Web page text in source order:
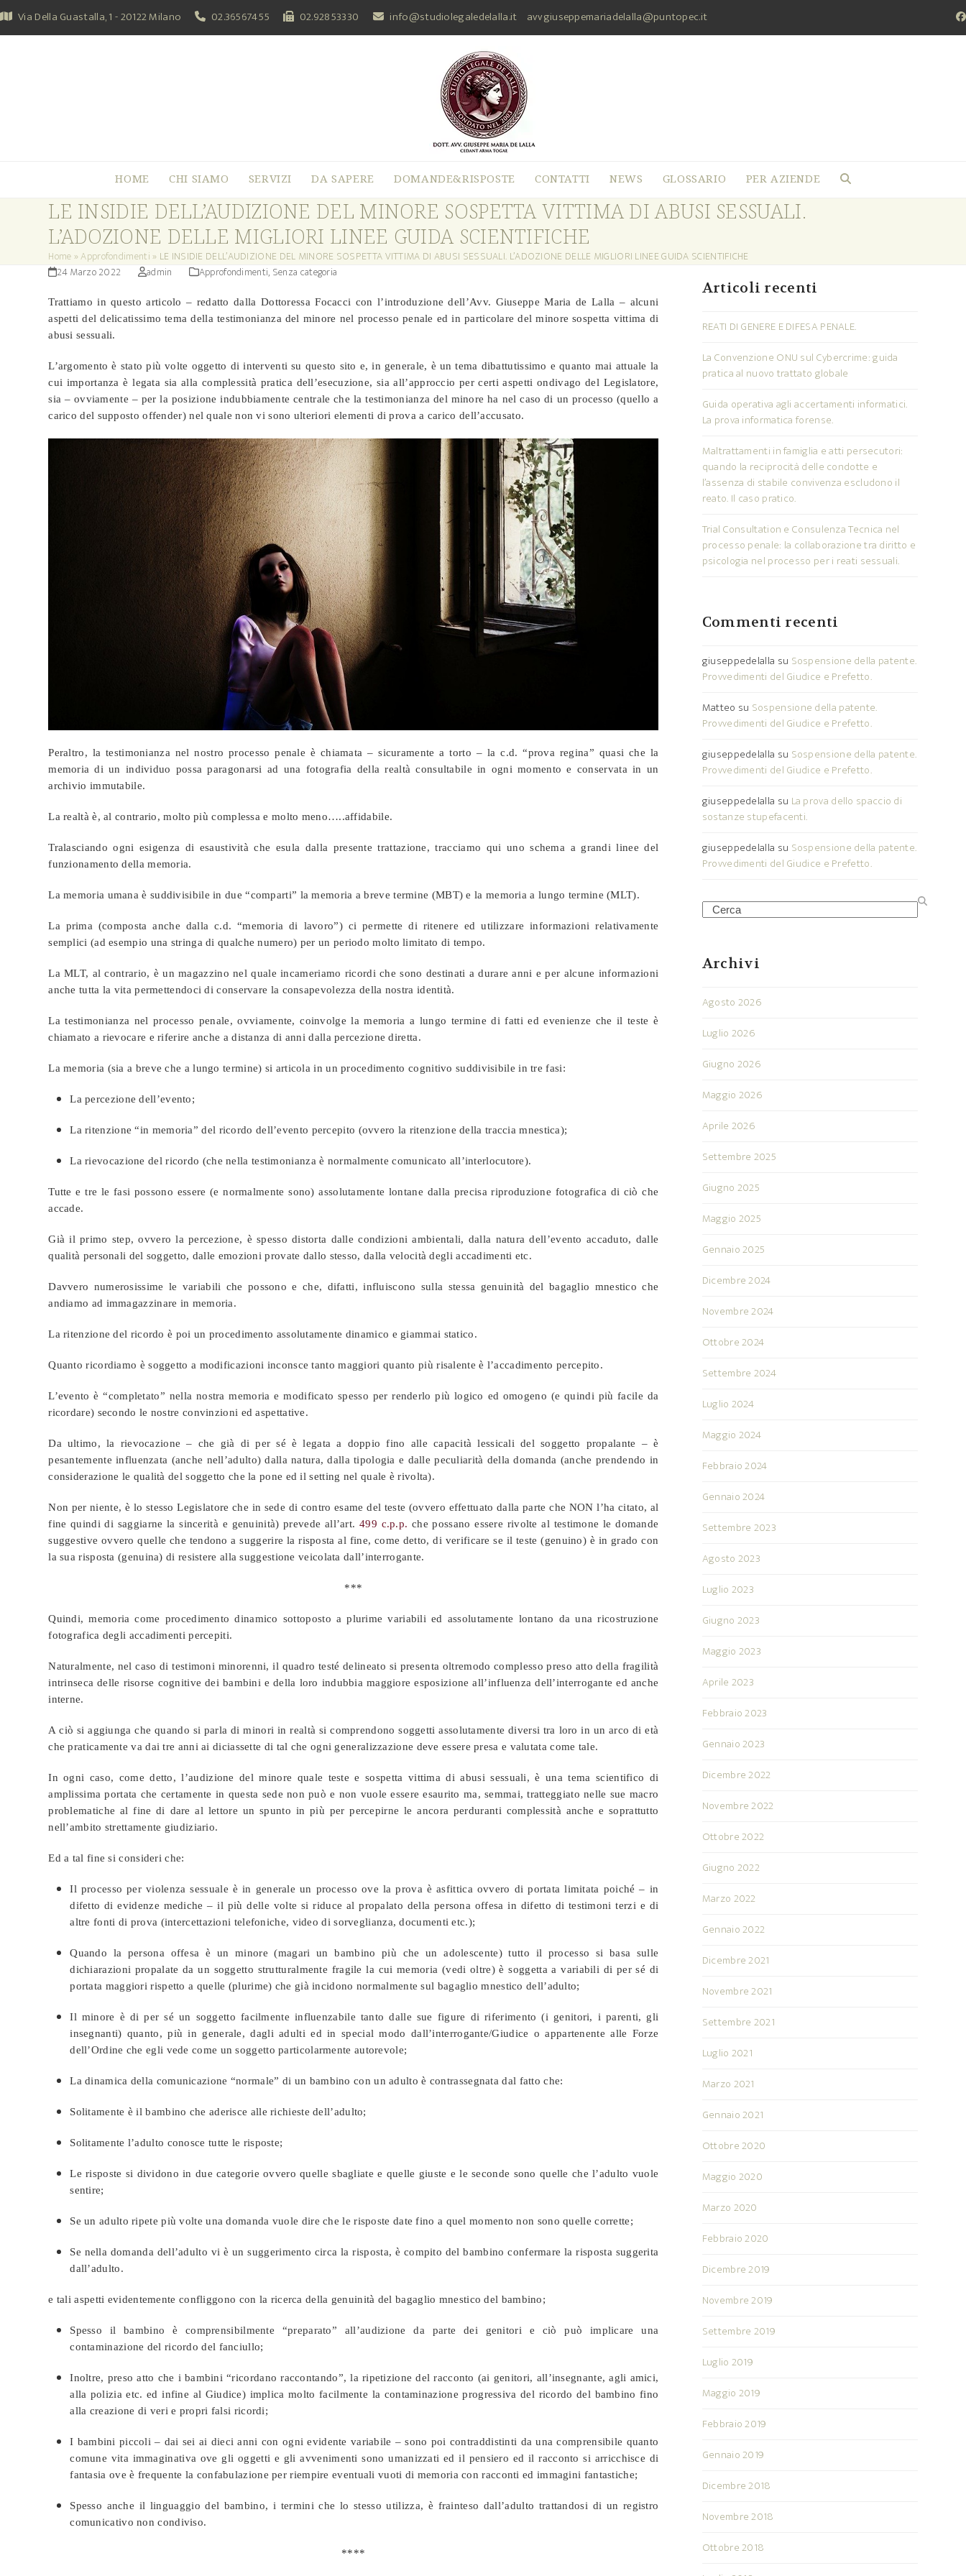
Skip
to
content
Via Della Guastalla, 1 - 20122 Milano 02.36567455 02.92853330 info@studiolegaledelalla.it avvgiuseppemariadelalla@puntopec.it
HOME CHI SIAMO SERVIZI DA SAPERE DOMANDE&RISPOSTE CONTATTI NEWS GLOSSARIO PER AZIENDE
LE INSIDIE DELL’AUDIZIONE DEL MINORE SOSPETTA VITTIMA DI ABUSI SESSUALI.
L’ADOZIONE DELLE MIGLIORI LINEE GUIDA SCIENTIFICHE
Home »Approfondimenti » LE INSIDIE DELL’AUDIZIONE DEL MINORE SOSPETTA VITTIMA DI ABUSI SESSUALI. L’ADOZIONE DELLE MIGLIORI LINEE GUIDA SCIENTIFICHE
24 Marzo 2022
admin Approfondimenti, Senza categoria
Trattiamo in questo articolo – redatto dalla Dottoressa Focacci con l’introduzione dell’Avv. Giuseppe Maria de Lalla – alcuni
aspetti del delicatissimo tema della testimonianza del minore nel processo penale ed in particolare del minore sospetta vittima di
abusi sessuali.
L’argomento è stato più volte oggetto di interventi su questo sito e, in generale, è un tema dibattutissimo e quanto mai attuale la
cui importanza è legata sia alla complessità pratica dell’esecuzione, sia all’approccio per certi aspetti ondivago del Legislatore,
sia – ovviamente – per la posizione indubbiamente centrale che la testimonianza del minore ha nel caso di un processo (quello a
carico del supposto offender) nel quale non vi sono ulteriori elementi di prova a carico dell’accusato.
Peraltro, la testimonianza nel nostro processo penale è chiamata – sicuramente a torto – la c.d. “prova regina” quasi che la
memoria di un individuo possa paragonarsi ad una fotografia della realtà consultabile in ogni momento e conservata in un
archivio immutabile.
La realtà è, al contrario, molto più complessa e molto meno…..affidabile.
Tralasciando ogni esigenza di esaustività che esula dalla presente trattazione, tracciamo qui uno schema a grandi linee del
funzionamento della memoria.
La memoria umana è suddivisibile in due “comparti” la memoria a breve termine (MBT) e la memoria a lungo termine (MLT).
La prima (composta anche dalla c.d. “memoria di lavoro”) ci permette di ritenere ed utilizzare informazioni relativamente
semplici (ad esempio una stringa di qualche numero) per un periodo molto limitato di tempo.
La MLT, al contrario, è un magazzino nel quale incameriamo ricordi che sono destinati a durare anni e per alcune informazioni
anche tutta la vita permettendoci di conservare la consapevolezza della nostra identità.
La testimonianza nel processo penale, ovviamente, coinvolge la memoria a lungo termine di fatti ed evenienze che il teste è
chiamato a rievocare e riferire anche a distanza di anni dalla percezione diretta.
La memoria (sia a breve che a lungo termine) si articola in un procedimento cognitivo suddivisibile in tre fasi:
La percezione dell’evento;
La ritenzione “in memoria” del ricordo dell’evento percepito (ovvero la ritenzione della traccia mnestica);
La rievocazione del ricordo (che nella testimonianza è normalmente comunicato all’interlocutore).
Tutte e tre le fasi possono essere (e normalmente sono) assolutamente lontane dalla precisa riproduzione fotografica di ciò che
accade.
Già il primo step, ovvero la percezione, è spesso distorta dalle condizioni ambientali, dalla natura dell’evento accaduto, dalle
qualità personali del soggetto, dalle emozioni provate dallo stesso, dalla velocità degli accadimenti etc.
Davvero numerosissime le variabili che possono e che, difatti, influiscono sulla stessa genuinità del bagaglio mnestico che
andiamo ad immagazzinare in memoria.
La ritenzione del ricordo è poi un procedimento assolutamente dinamico e giammai statico.
Quanto ricordiamo è soggetto a modificazioni inconsce tanto maggiori quanto più risalente è l’accadimento percepito.
L’evento è “completato” nella nostra memoria e modificato spesso per renderlo più logico ed omogeno (e quindi più facile da
ricordare) secondo le nostre convinzioni ed aspettative.
Da ultimo, la rievocazione – che già di per sé è legata a doppio fino alle capacità lessicali del soggetto propalante – è
pesantemente influenzata (anche nell’adulto) dalla natura, dalla tipologia e dalle peculiarità della domanda (anche prendendo in
considerazione le qualità del soggetto che la pone ed il setting nel quale è rivolta).
Non per niente, è lo stesso Legislatore che in sede di contro esame del teste (ovvero effettuato dalla parte che NON l’ha citato, al
fine quindi di saggiarne la sincerità e genuinità) prevede all’art. 499 c.p.p. che possano essere rivolte al testimone le domande
suggestive ovvero quelle che tendono a suggerire la risposta al fine, come detto, di verificare se il teste (genuino) è in grado con
la sua risposta (genuina) di resistere alla suggestione veicolata dall’interrogante.
***
Quindi, memoria come procedimento dinamico sottoposto a plurime variabili ed assolutamente lontano da una ricostruzione
fotografica degli accadimenti percepiti.
Naturalmente, nel caso di testimoni minorenni, il quadro testé delineato si presenta oltremodo complesso preso atto della fragilità
intrinseca delle risorse cognitive dei bambini e della loro indubbia maggiore esposizione all’influenza dell’interrogante ed anche
interne.
A ciò si aggiunga che quando si parla di minori in realtà si comprendono soggetti assolutamente diversi tra loro in un arco di età
che praticamente va dai tre anni ai diciassette di tal che ogni generalizzazione deve essere presa e valutata come tale.
In ogni caso, come detto, l’audizione del minore quale teste e sospetta vittima di abusi sessuali, è una tema scientifico di
amplissima portata che certamente in questa sede non può e non vuole essere esaurito ma, semmai, tratteggiato nelle sue macro
problematiche al fine di dare al lettore un spunto in più per percepirne le ancora perduranti complessità anche e soprattutto
nell’ambito strettamente giudiziario.
Ed a tal fine si consideri che:
Il processo per violenza sessuale è in generale un processo ove la prova è asfittica ovvero di portata limitata poiché – in
difetto di evidenze mediche – il più delle volte si riduce al propalato della persona offesa in difetto di testimoni terzi e di
altre fonti di prova (intercettazioni telefoniche, video di sorveglianza, documenti etc.);
Quando la persona offesa è un minore (magari un bambino più che un adolescente) tutto il processo si basa sulle
dichiarazioni propalate da un soggetto strutturalmente fragile la cui memoria (vedi oltre) è soggetta a variabili di per sé di
portata maggiori rispetto a quelle (plurime) che già incidono normalmente sul bagaglio mnestico dell’adulto;
Il minore è di per sé un soggetto facilmente influenzabile tanto dalle sue figure di riferimento (i genitori, i parenti, gli
insegnanti) quanto, più in generale, dagli adulti ed in special modo dall’interrogante/Giudice o appartenente alle Forze
dell’Ordine che egli vede come un soggetto particolarmente autorevole;
La dinamica della comunicazione “normale” di un bambino con un adulto è contrassegnata dal fatto che:
Solitamente è il bambino che aderisce alle richieste dell’adulto;
Solitamente l’adulto conosce tutte le risposte;
Le risposte si dividono in due categorie ovvero quelle sbagliate e quelle giuste e le seconde sono quelle che l’adulto vuole
sentire;
Se un adulto ripete più volte una domanda vuole dire che le risposte date fino a quel momento non sono quelle corrette;
Se nella domanda dell’adulto vi è un suggerimento circa la risposta, è compito del bambino confermare la risposta suggerita
dall’adulto.
e tali aspetti evidentemente confliggono con la ricerca della genuinità del bagaglio mnestico del bambino;
Spesso il bambino è comprensibilmente “preparato” all’audizione da parte dei genitori e ciò può implicare una
contaminazione del ricordo del fanciullo;
Inoltre, preso atto che i bambini “ricordano raccontando”, la ripetizione del racconto (ai genitori, all’insegnante, agli amici,
alla polizia etc. ed infine al Giudice) implica molto facilmente la contaminazione progressiva del ricordo del bambino fino
alla creazione di veri e propri falsi ricordi;
I bambini piccoli – dai sei ai dieci anni con ogni evidente variabile – sono poi contraddistinti da una comprensibile quanto
comune vita immaginativa ove gli oggetti e gli avvenimenti sono umanizzati ed il pensiero ed il racconto si arricchisce di
fantasia ove è frequente la confabulazione per riempire eventuali vuoti di memoria con racconti ed immagini fantastiche;
Spesso anche il linguaggio del bambino, i termini che lo stesso utilizza, è frainteso dall’adulto trattandosi di un registro
comunicativo non condiviso.
****
Articoli recenti
REATI DI GENERE E DIFESA PENALE.
La Convenzione ONU sul Cybercrime: guida
pratica al nuovo trattato globale
Guida operativa agli accertamenti informatici.
La prova informatica forense.
Maltrattamenti in famiglia e atti persecutori:
quando la reciprocità delle condotte e
l’assenza di stabile convivenza escludono il
reato. Il caso pratico.
Trial Consultation e Consulenza Tecnica nel
processo penale: la collaborazione tra diritto e
psicologia nel processo per i reati sessuali.
Commenti recenti
giuseppedelalla su Sospensione della patente.
Provvedimenti del Giudice e Prefetto.
Matteo su Sospensione della patente.
Provvedimenti del Giudice e Prefetto.
giuseppedelalla su Sospensione della patente.
Provvedimenti del Giudice e Prefetto.
giuseppedelalla su La prova dello spaccio di
sostanze stupefacenti.
giuseppedelalla su Sospensione della patente.
Provvedimenti del Giudice e Prefetto.
Search
Archivi
Agosto 2026
Luglio 2026
Giugno 2026
Maggio 2026
Aprile 2026
Settembre 2025
Giugno 2025
Maggio 2025
Gennaio 2025
Dicembre 2024
Novembre 2024
Ottobre 2024
Settembre 2024
Luglio 2024
Maggio 2024
Febbraio 2024
Gennaio 2024
Settembre 2023
Agosto 2023
Luglio 2023
Giugno 2023
Maggio 2023
Aprile 2023
Febbraio 2023
Gennaio 2023
Dicembre 2022
Novembre 2022
Ottobre 2022
Giugno 2022
Marzo 2022
Gennaio 2022
Dicembre 2021
Novembre 2021
Settembre 2021
Luglio 2021
Marzo 2021
Gennaio 2021
Ottobre 2020
Maggio 2020
Marzo 2020
Febbraio 2020
Dicembre 2019
Novembre 2019
Settembre 2019
Luglio 2019
Maggio 2019
Febbraio 2019
Gennaio 2019
Dicembre 2018
Novembre 2018
Ottobre 2018